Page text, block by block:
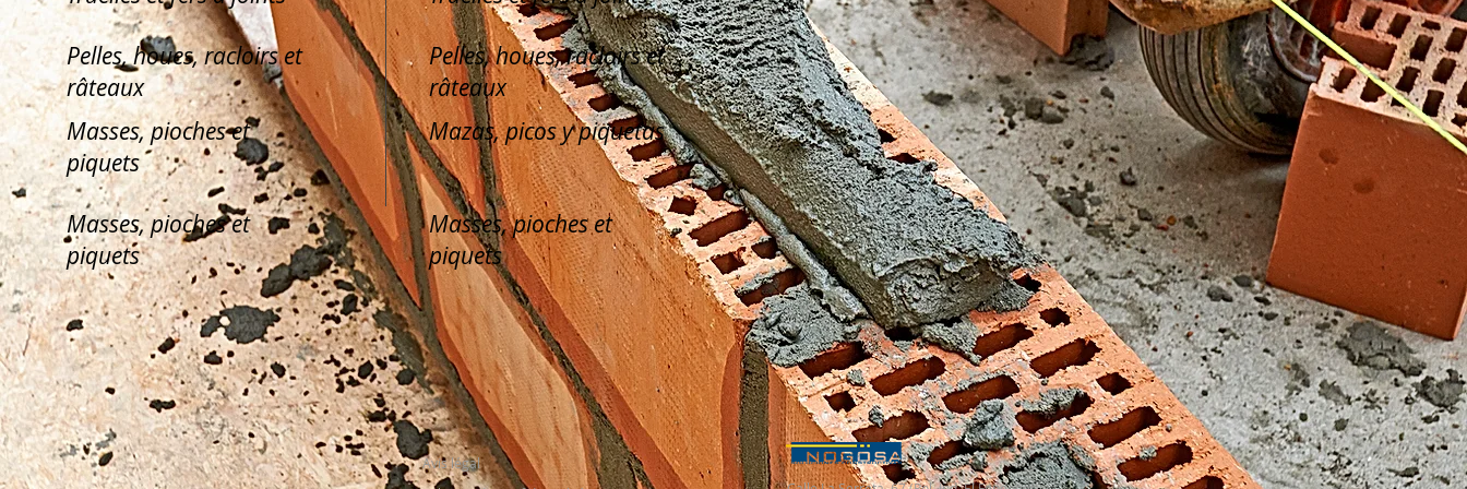
Pelles, houes, racloirs et
râteaux
Pelles, houes, racloirs et
râteaux
Masses, pioches et
piquets
Mazas, picos y piquetas
Masses, pioches et
piquets
Masses, pioches et
piquets
Avis légal